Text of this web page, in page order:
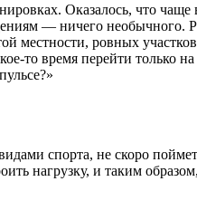
Оказалось, что чаще
— ничего необычного.
местности, ровных
то время перейти только
спорта, не скоро
нагрузку, и таким